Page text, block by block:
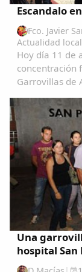
Escandalo
Fco. Javier
Actualidad local
Hoy día 11 de
concentración
Garrovillas de
por los
despido, a
Una
hospital